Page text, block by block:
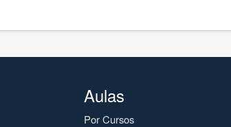
Aulas
Por Cursos